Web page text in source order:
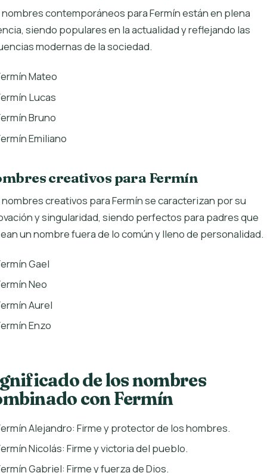
nombres contemporáneos para Fermín están en plena
siendo populares en la actualidad y reflejando las
modernas de la sociedad.
Mateo
Lucas
Bruno
Emiliano
creativos para Fermín
creativos para Fermín se caracterizan por su
y singularidad, siendo perfectos para padres que
un nombre fuera de lo común y lleno de personalidad.
Gael
Neo
Aurel
Enzo
de los nombres
con Fermín
Alejandro: Firme y protector de los hombres.
Nicolás: Firme y victoria del pueblo.
Gabriel: Firme y fuerza de Dios.